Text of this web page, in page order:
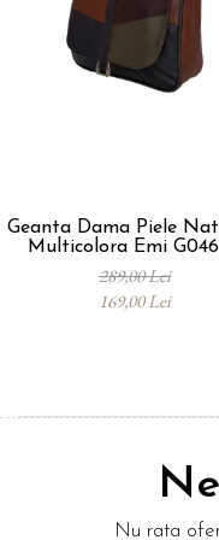
Geanta Dama Piele
Multicolora Emi
289,00 Lei
169,00 Lei
Nu rata